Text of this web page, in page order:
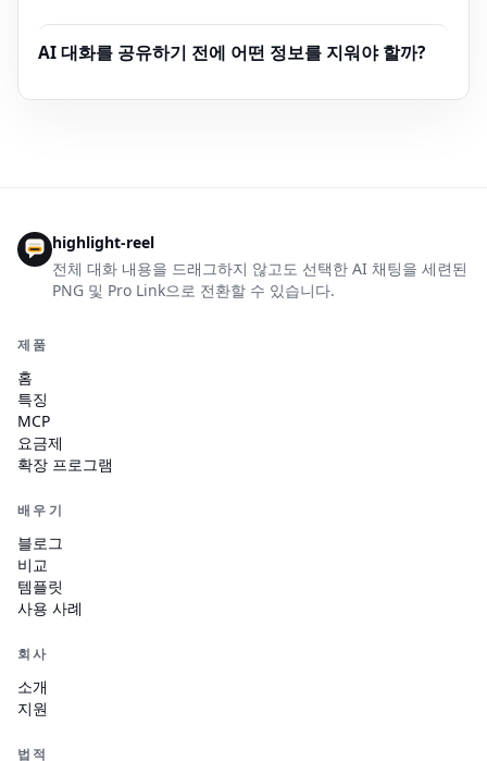
AI 대화를 공유하기 전에 어떤 정보를 지워야 할까?
highlight-reel
전체 대화 내용을 드래그하지 않고도 선택한 AI 채팅을 세련된
PNG 및 Pro Link으로 전환할 수 있습니다.
제품
홈
특징
MCP
요금제
확장 프로그램
배우기
블로그
비교
템플릿
사용 사례
회사
소개
지원
법적